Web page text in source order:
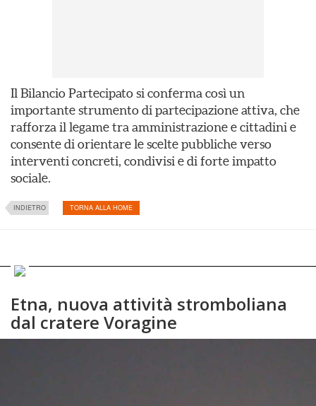
Il Bilancio Partecipato si conferma così un
importante strumento di partecipazione attiva, che
rafforza il legame tra amministrazione e cittadini e
consente di orientare le scelte pubbliche verso
interventi concreti, condivisi e di forte impatto
sociale.
INDIETRO TORNA ALLA HOME
Etna, nuova attività stromboliana
dal cratere Voragine